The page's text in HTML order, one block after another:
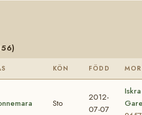
KÖN FÖDD MOR
Sto
2012-
07-07